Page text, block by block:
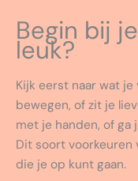
Begin bij
leuk?
Kijk eerst naar wat je
bewegen, of zit je
met je handen, of ga
Dit soort voorkeuren
die je op kunt gaan.